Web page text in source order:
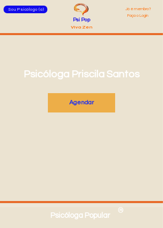
Sou Psicólogo (a)
Já é membro?
Faça o Login
Psi Pop
Viva Zen
Psicóloga Priscila Santos
Agendar
Psicóloga Popular
®